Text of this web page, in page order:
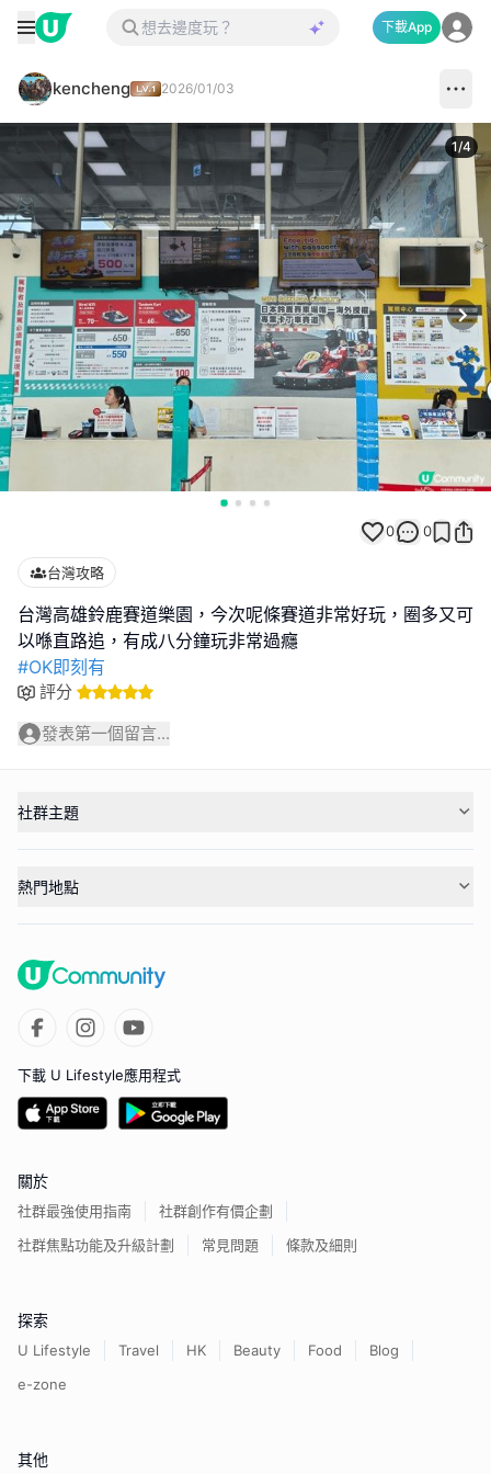
下載App
kencheng 2026/01/03
1/4
0 0
台灣攻略
台灣高雄鈴鹿賽道樂園，今次呢條賽道非常好玩，圈多又可
#OK即刻有
評分
發表第一個留言...
社群主題
熱門地點
下載 U Lifestyle應用程式
關於
社群最強使用指南
社群創作有價企劃
社群焦點功能及升級計劃
常見問題 條款及細則
探索
U Lifestyle Travel HK Beauty Food
Blog
e-zone
其他